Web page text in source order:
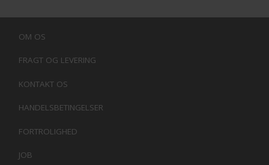
OM OS
FRAGT OG LEVERING
KONTAKT OS
HANDELSBETINGELSER
FORTROLIGHED
JOB